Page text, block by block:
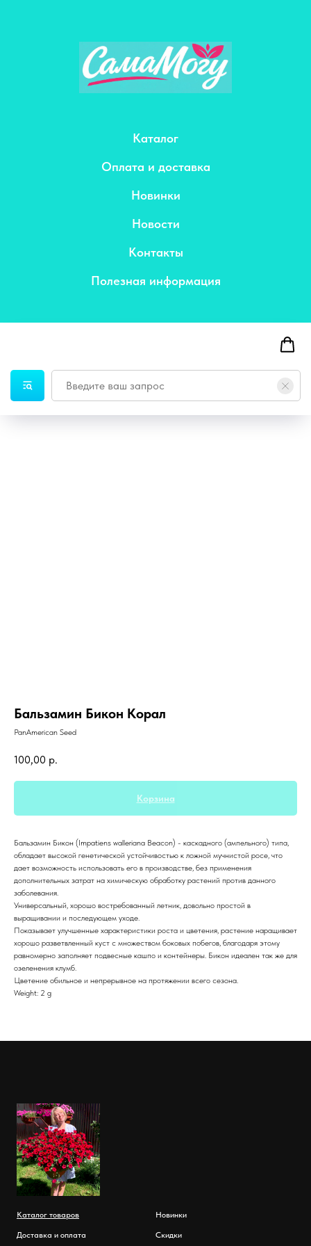
Каталог
Оплата и доставка
Новинки
Новости
Контакты
Полезная информация
Бальзамин Бикон Корал
PanAmerican Seed
100,00 р.
Корзина
Бальзамин Бикон (Impatiens walleriana Beacon) - каскадного (ампельного) типа,
обладает высокой генетической устойчивостью к ложной мучнистой росе, что
дает возможность использовать его в производстве, без применения
дополнительных затрат на химическую обработку растений против данного
заболевания.
Универсальный, хорошо востребованный летник, довольно простой в
выращивании и последующем уходе.
Показывает улучшенные характеристики роста и цветения, растение наращивает
хорошо разветвленный куст с множеством боковых побегов, благодаря этому
равномерно заполняет подвесные кашпо и контейнеры. Бикон идеален так же для
озеленения клумб.
Цветение обильное и непрерывное на протяжении всего сезона.
Weight: 2 g
Каталог товаров
Доставка и оплата
Новинки
Скидки